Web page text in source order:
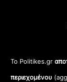
Το Politikes.gr
περιεχομένου